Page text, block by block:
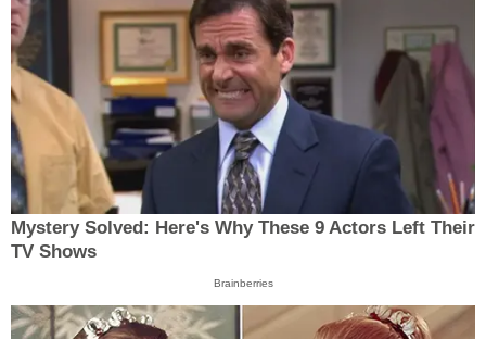
Mystery Solved: Here's Why These 9 Actors Left Their
TV Shows
Brainberries